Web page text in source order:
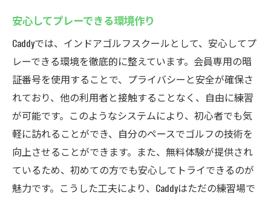
安心してプレーできる環境作り
Caddyでは、インドアゴルフスクールとして、安心してプ
レーできる環境を徹底的に整えています。会員専用の暗
証番号を使用することで、プライバシーと安全が確保さ
れており、他の利用者と接触することなく、自由に練習
が可能です。このようなシステムにより、初心者でも気
軽に訪れることができ、自分のペースでゴルフの技術を
向上させることができます。また、無料体験が提供され
ているため、初めての方でも安心してトライできるのが
魅力です。こうした工夫により、Caddyはただの練習場で